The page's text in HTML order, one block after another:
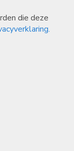
die deze